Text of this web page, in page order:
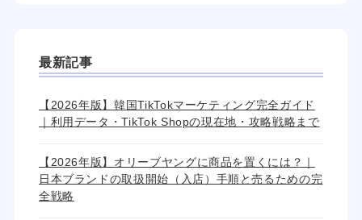
最新記事
【2026年版】韓国TikTokマーケティング完全ガイド
｜利用データ・TikTok Shopの現在地・攻略戦略まで
【2026年版】オリーブヤングに商品を置くには？｜
日本ブランドの取扱開始（入店）手順と売るための完
全戦略